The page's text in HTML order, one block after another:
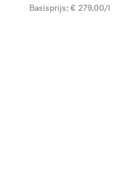
Basisprijs: € 279,00/l